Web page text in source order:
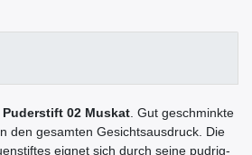
Puderstift 02 Muskat. Gut geschminkte
den gesamten Gesichtsausdruck. Die
eignet sich durch seine pudrig-